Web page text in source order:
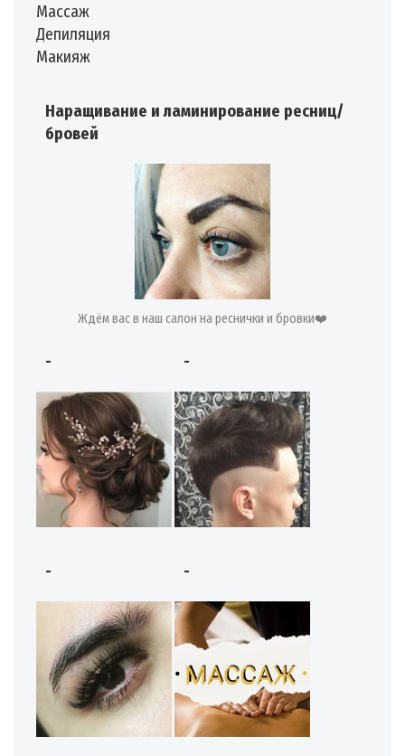
️Массаж
️Депиляция
️Макияж
Наращивание и ламинирование ресниц/
бровей
Ждём вас в наш салон на реснички и бровки❤️
- -
- -